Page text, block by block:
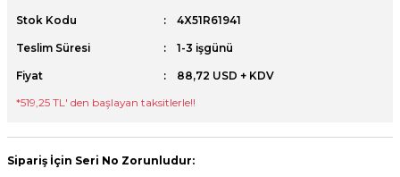
Stok Kodu 4X51R61941
Teslim Süresi 1-3 işgünü
Fiyat
88,72 USD + KDV
*519,25 TL' den başlayan taksitlerle!!
Sipariş İçin Seri No Zorunludur: